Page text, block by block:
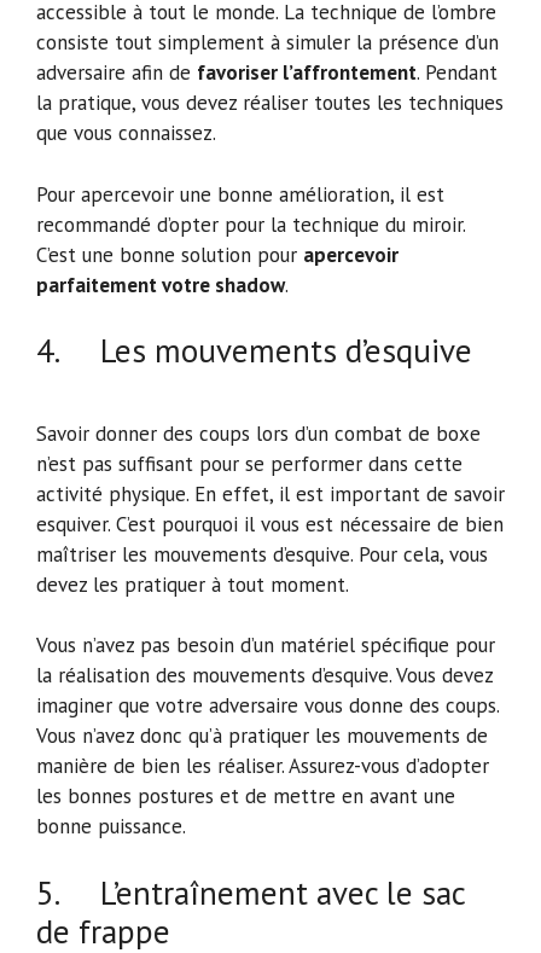
accessible à tout le monde. La technique de l’ombre
consiste tout simplement à simuler la présence d’un
adversaire afin de favoriser l’affrontement. Pendant
la pratique, vous devez réaliser toutes les techniques
que vous connaissez.
Pour apercevoir une bonne amélioration, il est
recommandé d’opter pour la technique du miroir.
C’est une bonne solution pour apercevoir
parfaitement votre shadow.
4. Les mouvements d’esquive
Savoir donner des coups lors d’un combat de boxe
n’est pas suffisant pour se performer dans cette
activité physique. En effet, il est important de savoir
esquiver. C’est pourquoi il vous est nécessaire de bien
maîtriser les mouvements d’esquive. Pour cela, vous
devez les pratiquer à tout moment.
Vous n’avez pas besoin d’un matériel spécifique pour
la réalisation des mouvements d’esquive. Vous devez
imaginer que votre adversaire vous donne des coups.
Vous n’avez donc qu’à pratiquer les mouvements de
manière de bien les réaliser. Assurez-vous d’adopter
les bonnes postures et de mettre en avant une
bonne puissance.
5. L’entraînement avec le sac
de frappe